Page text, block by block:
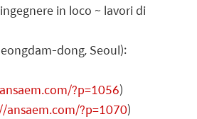
in loco ~ lavori di
dong, Seoul):
?p=1056)
ansaem.com/?p=1070)